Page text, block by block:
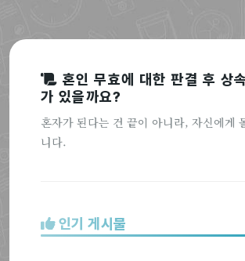
혼인 무효에 대한 판결 후 상
가 있을까요?
혼자가 된다는 건 끝이 아니라, 자신에게
니다.
인기 게시물